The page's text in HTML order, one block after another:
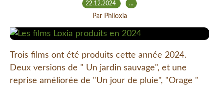
22.12.2024 …
Par Philoxia
Trois films ont été produits cette année 2024.
Deux versions de " Un jardin sauvage", et une
reprise améliorée de "Un jour de pluie", "Orage "